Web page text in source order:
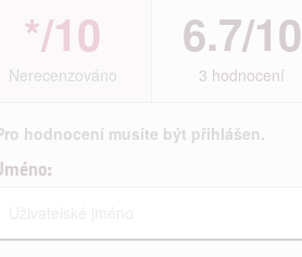
*/10
Nerecenzováno
6.7/10
3 hodnocení
hodnocení musíte být přihlášen.